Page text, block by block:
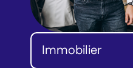
Catégorie